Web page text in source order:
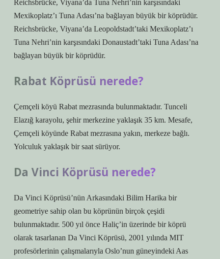
Reichsbrücke, Viyana’da Tuna Nehri’nin karşısındaki
Mexikoplatz’ı Tuna Adası’na bağlayan büyük bir köprüdür.
Reichsbrücke, Viyana’da Leopoldstadt’taki Mexikoplatz’ı
Tuna Nehri’nin karşısındaki Donaustadt’taki Tuna Adası’na
bağlayan büyük bir köprüdür.
Rabat Köprüsü nerede?
Çemçeli köyü Rabat mezrasında bulunmaktadır. Tunceli
Elazığ karayolu, şehir merkezine yaklaşık 35 km. Mesafe,
Çemçeli köyünde Rabat mezrasına yakın, merkeze bağlı.
Yolculuk yaklaşık bir saat sürüyor.
Da Vinci Köprüsü nerede?
Da Vinci Köprüsü’nün Arkasındaki Bilim Harika bir
geometriye sahip olan bu köprünün birçok çeşidi
bulunmaktadır. 500 yıl önce Haliç’in üzerinde bir köprü
olarak tasarlanan Da Vinci Köprüsü, 2001 yılında MIT
profesörlerinin çalışmalarıyla Oslo’nun güneyindeki Aas